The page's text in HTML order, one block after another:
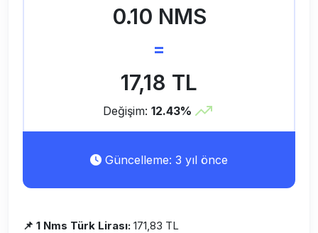
0.10 NMS
=
17,18 TL
Değişim: 12.43%
Güncelleme: 3 yıl önce
📌 1 Nms Türk Lirası: 171,83 TL